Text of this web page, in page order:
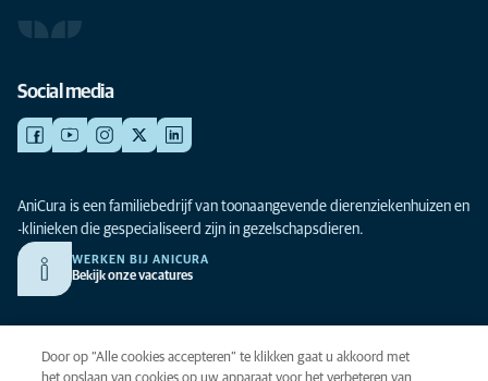
Social media
AniCura is een familiebedrijf van toonaangevende dierenziekenhuizen en
-klinieken die gespecialiseerd zijn in gezelschapsdieren.
WERKEN BIJ ANICURA
Bekijk onze vacatures
Privacy
Door op “Alle cookies accepteren” te klikken gaat u akkoord met